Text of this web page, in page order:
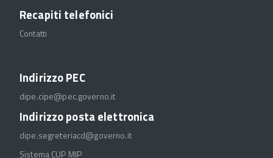
Recapiti telefonici
Contatti
Indirizzo PEC
dipe.cipe@pec.governo.it
Indirizzo posta elettronica
dipe.segreteriacd@governo.it
Sistema CUP MIP